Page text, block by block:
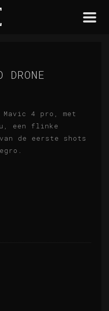
4 pro, met
een flinke
de eerste shots